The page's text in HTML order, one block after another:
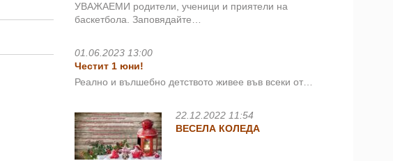
УВАЖАЕМИ родители, ученици и приятели на
баскетбола. Заповядайте…
01.06.2023 13:00
Честит 1 юни!
Реално и вълшебно детството живее във всеки от…
22.12.2022 11:54
ВЕСЕЛА КОЛЕДА